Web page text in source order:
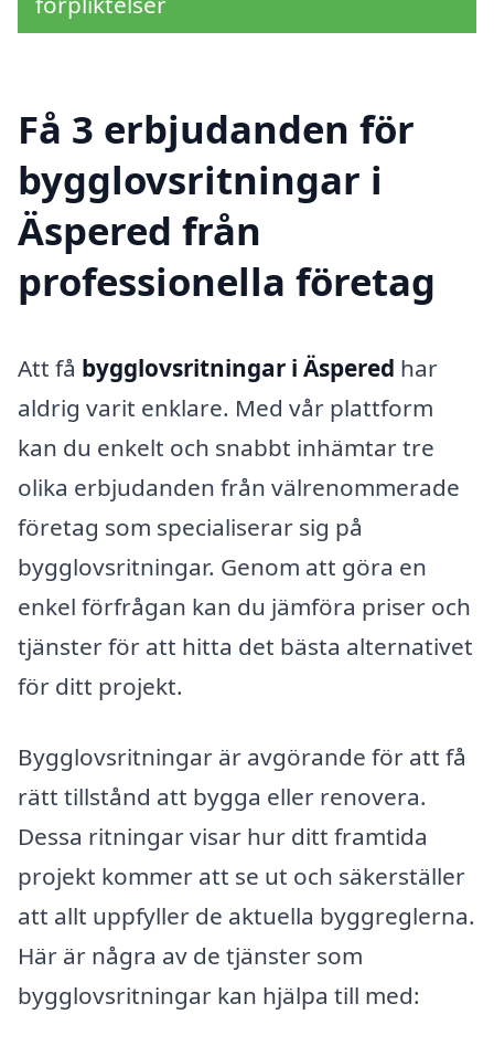
Få 3 erbjudanden för
bygglovsritningar i
Äspered från
professionella företag
Att få bygglovsritningar i Äspered har
aldrig varit enklare. Med vår plattform
kan du enkelt och snabbt inhämtar tre
olika erbjudanden från välrenommerade
företag som specialiserar sig på
bygglovsritningar. Genom att göra en
enkel förfrågan kan du jämföra priser och
tjänster för att hitta det bästa alternativet
för ditt projekt.
Bygglovsritningar är avgörande för att få
rätt tillstånd att bygga eller renovera.
Dessa ritningar visar hur ditt framtida
projekt kommer att se ut och säkerställer
att allt uppfyller de aktuella byggreglerna.
Här är några av de tjänster som
bygglovsritningar kan hjälpa till med: